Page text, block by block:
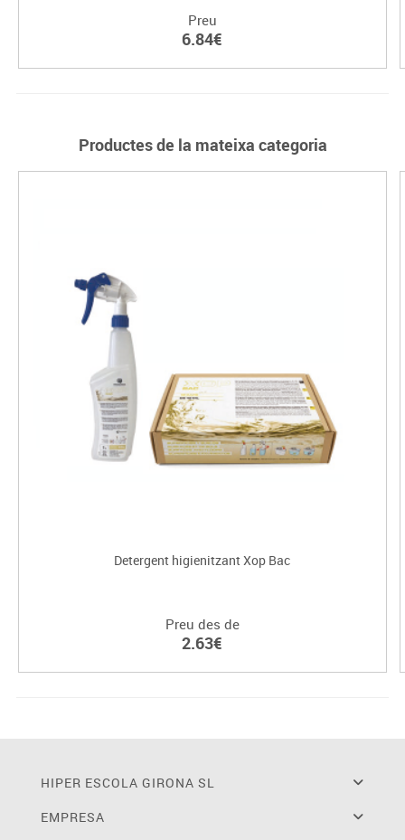
Preu
6.84€
Productes de la mateixa categoria
Detergent higienitzant Xop Bac
Preu des de
2.63€
HIPER ESCOLA GIRONA SL
EMPRESA